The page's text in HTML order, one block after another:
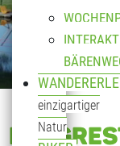
einzigartiger
Natur